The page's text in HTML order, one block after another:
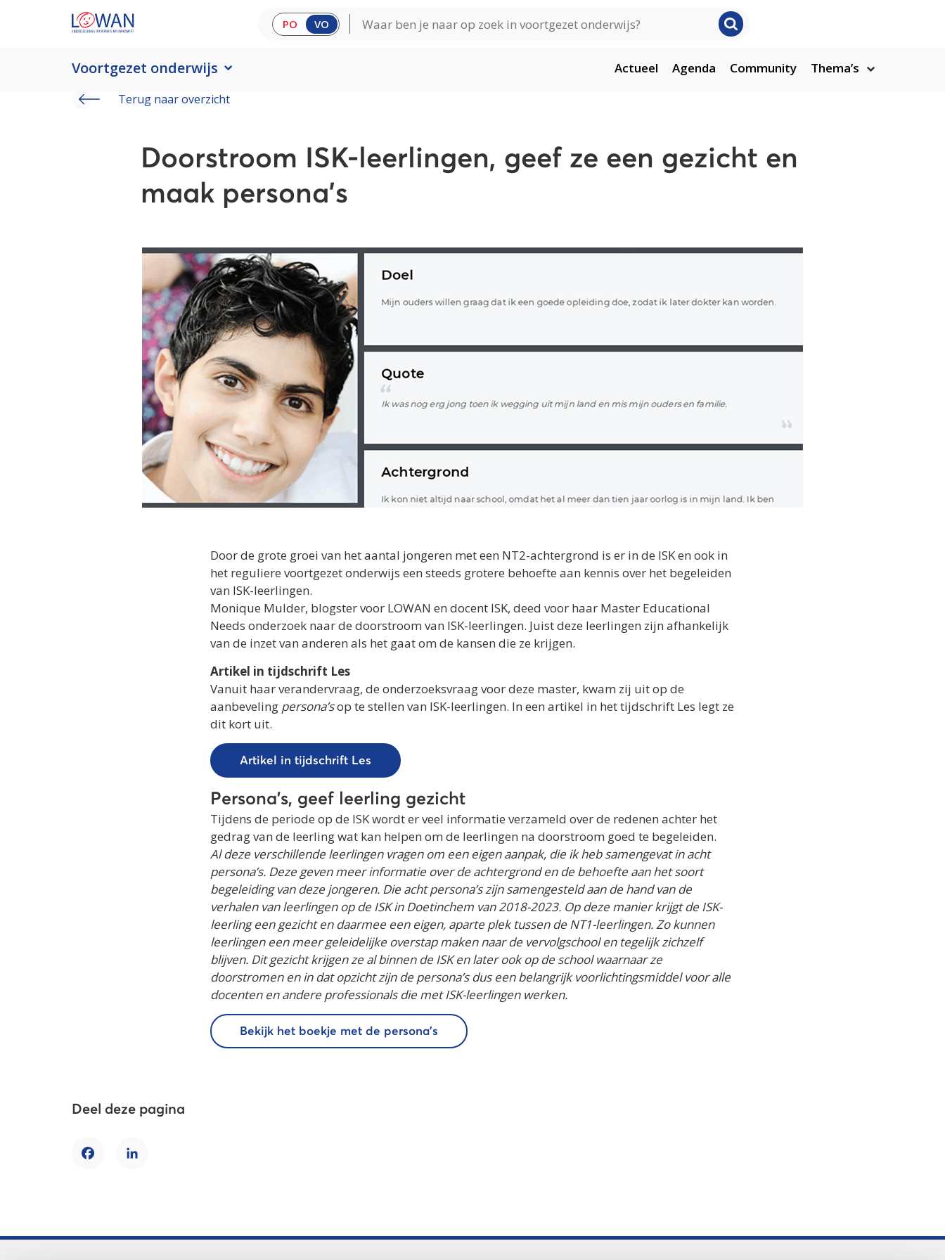
PO VO
Voortgezet onderwijs Actueel Agenda Community Thema’s
Terug naar overzicht
Doorstroom ISK-leerlingen, geef ze een gezicht en
maak persona's
Door de grote groei van het aantal jongeren met een NT2-achtergrond is er in de ISK en ook in
het reguliere voortgezet onderwijs een steeds grotere behoefte aan kennis over het begeleiden
van ISK-leerlingen.
Monique Mulder, blogster voor LOWAN en docent ISK, deed voor haar Master Educational
Needs onderzoek naar de doorstroom van ISK-leerlingen. Juist deze leerlingen zijn afhankelijk
van de inzet van anderen als het gaat om de kansen die ze krijgen.
Artikel in tijdschrift Les
Vanuit haar verandervraag, de onderzoeksvraag voor deze master, kwam zij uit op de
aanbeveling persona’sop te stellen van ISK-leerlingen. In een artikel in het tijdschrift Les legt ze
dit kort uit.
Artikel in tijdschrift Les
Persona’s, geef leerling gezicht
Tijdens de periode op de ISK wordt er veel informatie verzameld over de redenen achter het
gedrag van de leerling wat kan helpen om de leerlingen na doorstroom goed te begeleiden.
Al deze verschillende leerlingen vragen om een eigen aanpak, die ik heb samengevat in acht
persona’s. Deze geven meer informatie over de achtergrond en de behoefte aan het soort
begeleiding van deze jongeren. Die acht persona’s zijn samengesteld aan de hand van de
verhalen van leerlingen op de ISK in Doetinchem van 2018-2023. Op deze manier krijgt de ISK-
leerling een gezicht en daarmee een eigen, aparte plek tussen de NT1-leerlingen. Zo kunnen
leerlingen een meer geleidelijke overstap maken naar de vervolgschool en tegelijk zichzelf
blijven. Dit gezicht krijgen ze al binnen de ISK en later ook op de school waarnaar ze
doorstromen en in dat opzicht zijn de persona’s dus een belangrijk voorlichtingsmiddel voor alle
docenten en andere professionals die met ISK-leerlingen werken.
Bekijk het boekje met de persona’s
Deel deze pagina
FacebookLinkedIn